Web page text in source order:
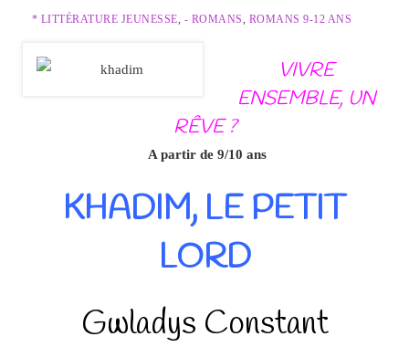
* LITTÉRATURE JEUNESSE - ROMANS ROMANS 9-12 ANS
VIVRE
ENSEMBLE, UN
RÊVE ?
A partir de 9/10 ans
KHADIM, LE PETIT
LORD
Gwladys Constant